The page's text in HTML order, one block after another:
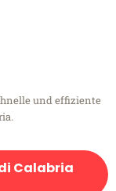
und effiziente
Calabria